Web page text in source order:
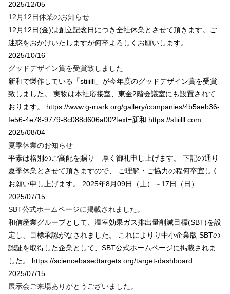
2025/12/05
12月12日休業のお知らせ
12月12日(金)は創立記念日につき全社休業とさせて頂きます。ご
迷惑をおかけいたしますが何卒よろしくお願いします。
2025/10/16
グッドデザイン賞を受賞致しました
新和で製作している「stiiilll」が今年度のグッドデザイン賞を受賞
致しました。 実物は本社応接室、東金2階会議室にも設置されて
おります。 https://www.g-mark.org/gallery/companies/4b5aeb36-
fe56-4e78-9779-8c088d606a00?text=新和 https://stiiilll.com
2025/08/04
夏季休業のお知らせ
平素は格別のご高配を賜り 厚く御礼申し上げます。 下記の通り
夏季休業とさせて頂きますので、 ご理解・ご協力の程何卒宜しく
お願い申し上げます。 2025年8月09日（土）～17日（日）
2025/07/15
SBT公式ホームページに掲載されました。
和信産業グループとして、温室効果ガス排出量削減目標(SBT)を設
定し、目標承認がなされました。 これによりり中小企業版 SBTの
認証を取得した企業として、SBT公式ホームページに掲載されま
した。 https://sciencebasedtargets.org/target-dashboard
2025/07/15
展示会ご来場ありがとうございました。